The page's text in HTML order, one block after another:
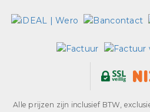
Alle prijzen zijn inclusief BTW,